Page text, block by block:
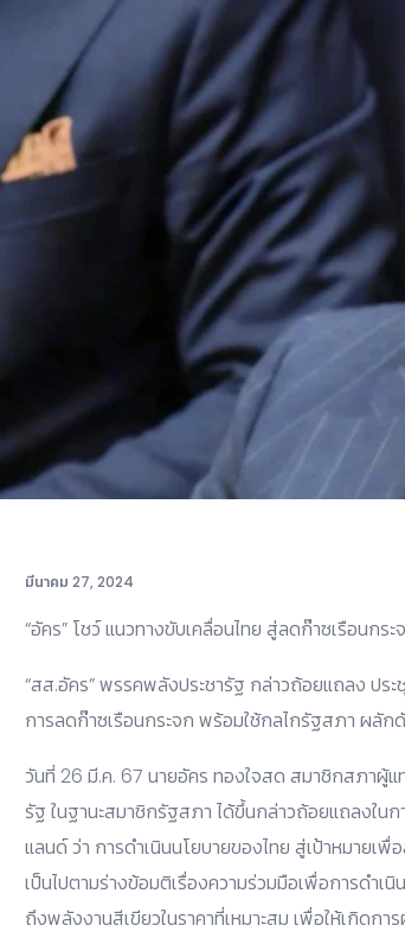
มีนาคม 27, 2024
“อัคร” โชว์ แนวทางขับเคลื่อนไทย สู่ลดก๊าซเรือนก
“สส.อัคร” พรรคพลังประชารัฐ กล่าวถ้อยแถลง ปร
การลดก๊าซเรือนกระจก พร้อมใช้กลไกรัฐสภา ผลัก
วันที่ 26 มี.ค. 67 นายอัคร ทองใจสด สมาชิกสภาผู้
รัฐ ในฐานะสมาชิกรัฐสภา ได้ขึ้นกล่าวถ้อยแถลงใ
แลนด์ ว่า การดำเนินนโยบายของไทย สู่เป้าหมายเ
เป็นไปตามร่างข้อมติเรื่องความร่วมมือเพื่อการดำเ
ถึงพลังงานสีเขียวในราคาที่เหมาะสม เพื่อให้เกิดก